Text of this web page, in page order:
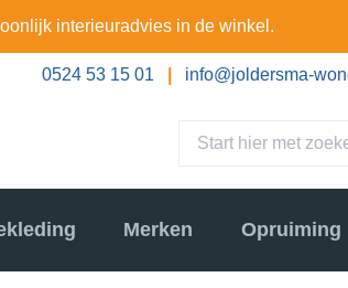
interieuradvies in de winkel.
0524 53 15 01 info@joldersma-
Merken Opruiming